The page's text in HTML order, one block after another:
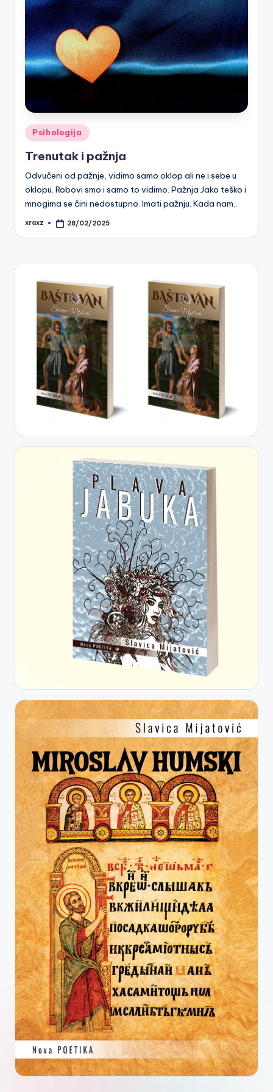
Posted
in
Psihologija
Trenutak i pažnja
Odvučeni od pažnje, vidimo samo oklop ali ne i sebe u
oklopu. Robovi smo i samo to vidimo. Pažnja Jako teško i
mnogima se čini nedostupno. Imati pažnju. Kada nam…
Posted
xraxz 28/02/2025